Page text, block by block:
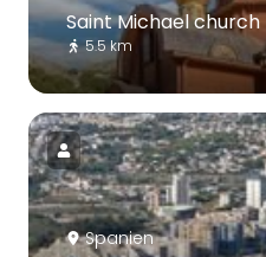
Saint Michael church
5.5 km
Spanien